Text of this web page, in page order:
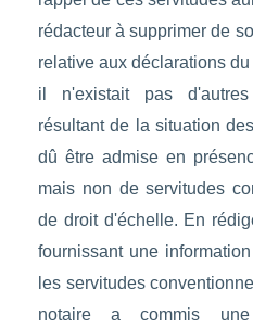
rédacteur à supprimer de
relative aux déclarations
il n'existait pas
résultant de la situation
dû être admise en
mais non de servitudes
de droit d'échelle. En
fournissant une
les servitudes
notaire a commis